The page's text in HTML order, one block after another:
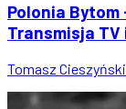
Polonia
Transmisja TV
Tomasz